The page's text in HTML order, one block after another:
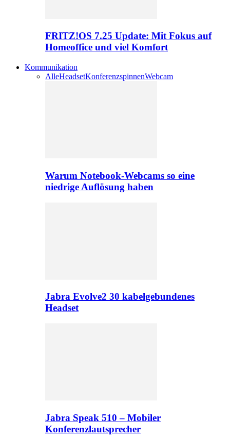
FRITZ!OS 7.25 Update: Mit Fokus auf
Homeoffice und viel Komfort
Kommunikation
AlleHeadsetKonferenzspinnenWebcam
Warum Notebook-Webcams so eine
niedrige Auflösung haben
Jabra Evolve2 30 kabelgebundenes
Headset
Jabra Speak 510 – Mobiler
Konferenzlautsprecher